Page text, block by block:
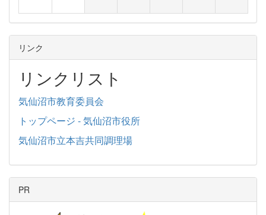
リンク
リンクリスト
気仙沼市教育委員会
トップページ - 気仙沼市役所
気仙沼市立本吉共同調理場
PR